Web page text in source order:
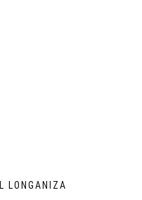
LONGANIZA